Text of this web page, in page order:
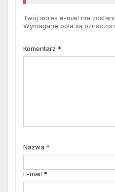
Twój adres e-mail nie
Wymagane pola są
Komentarz *
Nazwa *
E-mail *